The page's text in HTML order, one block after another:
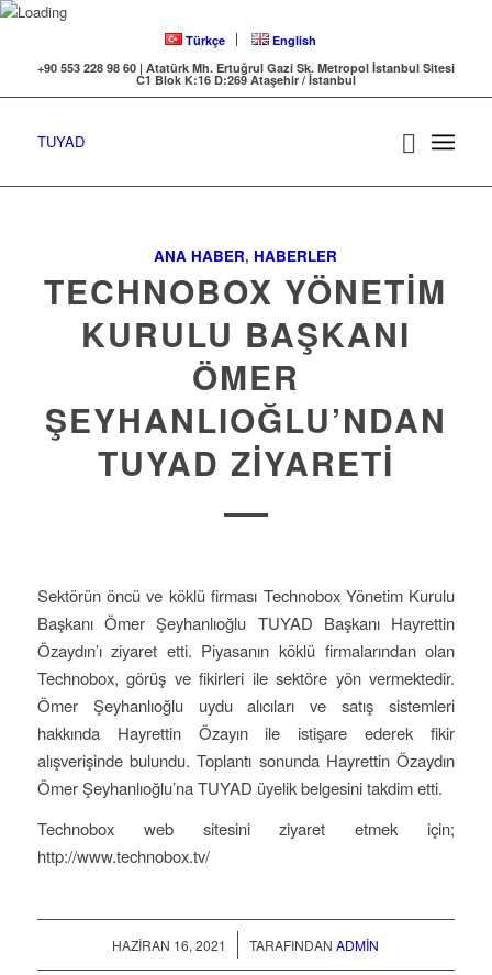
Türkçe
English
+90 553 228 98 60 | Atatürk Mh. Ertuğrul Gazi Sk. Metropol İstanbul Sitesi
C1 Blok K:16 D:269 Ataşehir / İstanbul
TUYAD
ANA HABER, HABERLER
TECHNOBOX YÖNETİM
KURULU BAŞKANI
ÖMER
ŞEYHANLIOĞLU’NDAN
TUYAD ZİYARETİ
Sektörün öncü ve köklü firması Technobox Yönetim Kurulu
Başkanı Ömer Şeyhanlıoğlu TUYAD Başkanı Hayrettin
Özaydın’ı ziyaret etti. Piyasanın köklü firmalarından olan
Technobox, görüş ve fikirleri ile sektöre yön vermektedir.
Ömer Şeyhanlıoğlu uydu alıcıları ve satış sistemleri
hakkında Hayrettin Özayın ile istişare ederek fikir
alışverişinde bulundu. Toplantı sonunda Hayrettin Özaydın
Ömer Şeyhanlıoğlu’na TUYAD üyelik belgesini takdim etti.
Technobox web sitesini ziyaret etmek için;
http://www.technobox.tv/
HAZIRAN 16, 2021
/ TARAFINDANADMIN